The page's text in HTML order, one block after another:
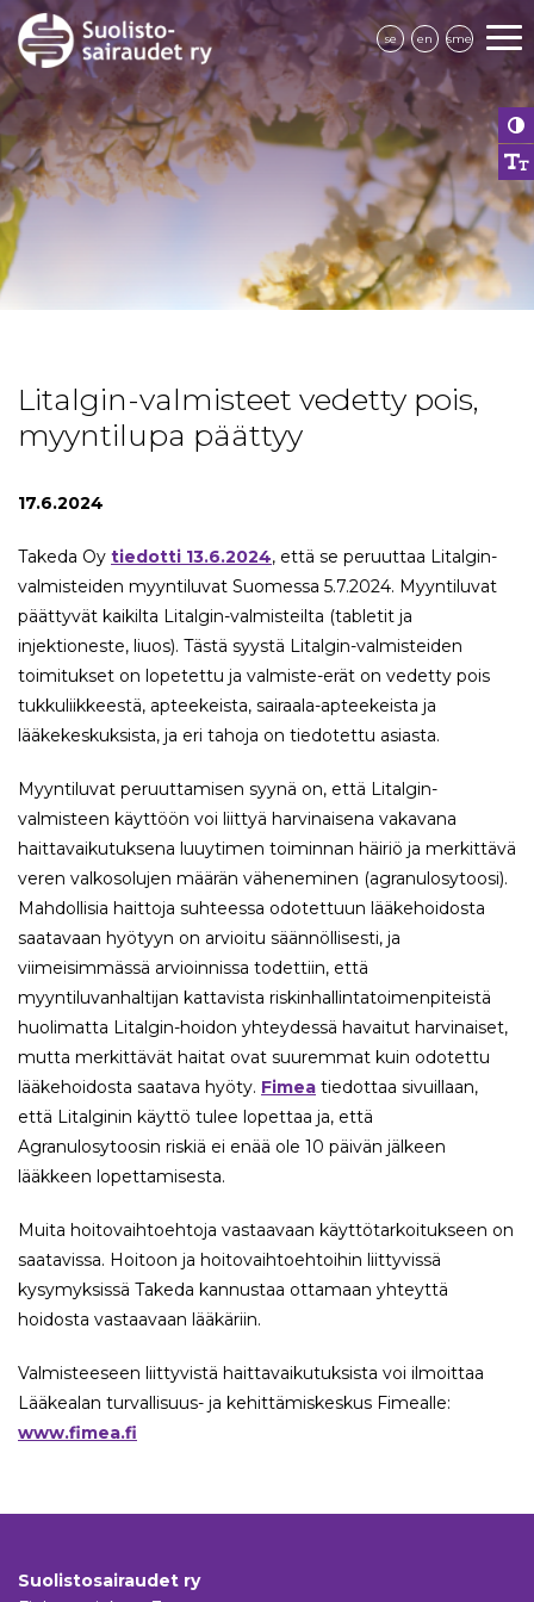
se en sme
Litalgin-valmisteet vedetty pois,
myyntilupa päättyy
17.6.2024
Takeda Oy tiedotti 13.6.2024, että se peruuttaa Litalgin-
valmisteiden myyntiluvat Suomessa 5.7.2024. Myyntiluvat
päättyvät kaikilta Litalgin-valmisteilta (tabletit ja
injektioneste, liuos). Tästä syystä Litalgin-valmisteiden
toimitukset on lopetettu ja valmiste-erät on vedetty pois
tukkuliikkeestä, apteekeista, sairaala-apteekeista ja
lääkekeskuksista, ja eri tahoja on tiedotettu asiasta.
Myyntiluvat peruuttamisen syynä on, että Litalgin-
valmisteen käyttöön voi liittyä harvinaisena vakavana
haittavaikutuksena luuytimen toiminnan häiriö ja merkittävä
veren valkosolujen määrän väheneminen (agranulosytoosi).
Mahdollisia haittoja suhteessa odotettuun lääkehoidosta
saatavaan hyötyyn on arvioitu säännöllisesti, ja
viimeisimmässä arvioinnissa todettiin, että
myyntiluvanhaltijan kattavista riskinhallintatoimenpiteistä
huolimatta Litalgin-hoidon yhteydessä havaitut harvinaiset,
mutta merkittävät haitat ovat suuremmat kuin odotettu
lääkehoidosta saatava hyöty. Fimea tiedottaa sivuillaan,
että Litalginin käyttö tulee lopettaa ja, että
Agranulosytoosin riskiä ei enää ole 10 päivän jälkeen
lääkkeen lopettamisesta.
Muita hoitovaihtoehtoja vastaavaan käyttötarkoitukseen on
saatavissa. Hoitoon ja hoitovaihtoehtoihin liittyvissä
kysymyksissä Takeda kannustaa ottamaan yhteyttä
hoidosta vastaavaan lääkäriin.
Valmisteeseen liittyvistä haittavaikutuksista voi ilmoittaa
Lääkealan turvallisuus- ja kehittämiskeskus Fimealle:
www.fimea.fi
Suolistosairaudet ry